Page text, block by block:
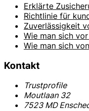
Erklärte
Richtlinie für
Zuverlässigkeit
Wie man sich
Wie man sich
Kontakt
Trustprofile
Moutlaan 32
7523 MD